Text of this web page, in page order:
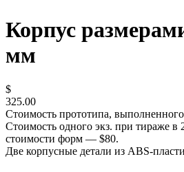
Корпус
мм
$
325.00
Стоимость прототипа,
Стоимость одного экз. при тираже в
стоимости форм — $80.
Две корпусные детали из ABS-